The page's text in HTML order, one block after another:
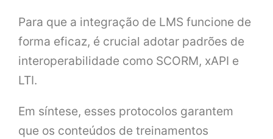
Para que a integração de LMS funcione de
forma eficaz, é crucial adotar padrões de
interoperabilidade como SCORM, xAPI e
LTI.
Em síntese, esses protocolos garantem
que os conteúdos de treinamentos